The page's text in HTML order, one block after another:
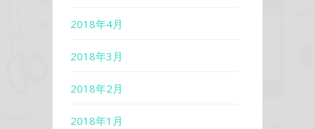
2018年4月
2018年3月
2018年2月
2018年1月